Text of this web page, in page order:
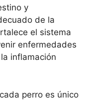
y
de la
el sistema
enfermedades
inflamación
perro es único